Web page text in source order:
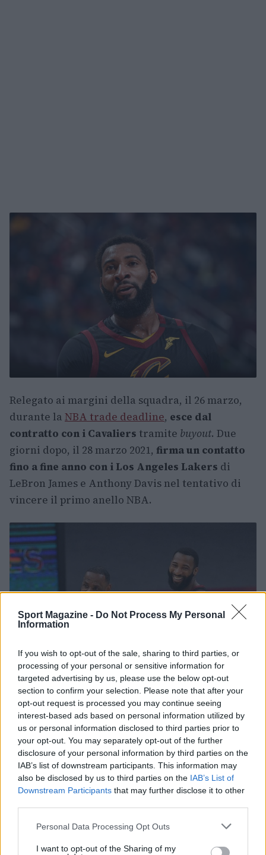
Sport Magazine - Do Not Process My Personal
Information
If you wish to opt-out of the sale, sharing to third parties, or
processing of your personal or sensitive information for
targeted advertising by us, please use the below opt-out
section to confirm your selection. Please note that after your
opt-out request is processed you may continue seeing
interest-based ads based on personal information utilized by
us or personal information disclosed to third parties prior to
your opt-out. You may separately opt-out of the further
disclosure of your personal information by third parties on the
IAB’s list of downstream participants. This information may
also be disclosed by us to third parties on the IAB’s List of
Downstream Participants that may further disclose it to other
Please note that this website/app uses one or more Google
not limited to your visit or usage behaviour. You may click to
Personal Data Processing Opt Outs
I want to opt-out of the Sharing of my
Relegato ai margini della squadra, il 26 marzo,
durante la NBA trade deadline, esce dal
contratto con i Cavaliers tramite buyout. Due
giorni dopo, il 28 marzo 2021, firma un contatto
fino a fine anno con i Los Angeles Lakers di
LeBron James e Anthony Davis nel tentativo di
vincere il primo anello NBA.
AUTORE
Redazione Sportmagazine